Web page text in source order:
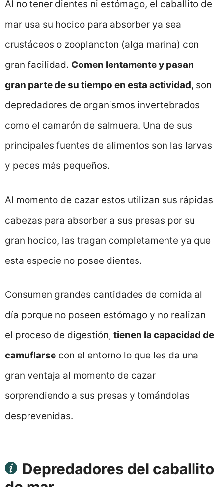
Al no tener dientes ni estómago, el caballito de
mar usa su hocico para absorber ya sea
crustáceos o zooplancton (alga marina) con
gran facilidad. Comen lentamente y pasan
gran parte de su tiempo en esta actividad, son
depredadores de organismos invertebrados
como el camarón de salmuera. Una de sus
principales fuentes de alimentos son las larvas
y peces más pequeños.
Al momento de cazar estos utilizan sus rápidas
cabezas para absorber a sus presas por su
gran hocico, las tragan completamente ya que
esta especie no posee dientes.
Consumen grandes cantidades de comida al
día porque no poseen estómago y no realizan
el proceso de digestión, tienen la capacidad de
camuflarse con el entorno lo que les da una
gran ventaja al momento de cazar
sorprendiendo a sus presas y tomándolas
desprevenidas.
Depredadores del caballito